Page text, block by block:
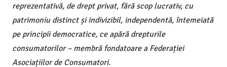
reprezentativă, de drept privat, fără scop lucrativ, cu
patrimoniu distinct și indivizibil, independentă, întemeiată
pe principii democratice, ce apără drepturile
consumatorilor – membră fondatoare a Federației
Asociațiilor de Consumatori.